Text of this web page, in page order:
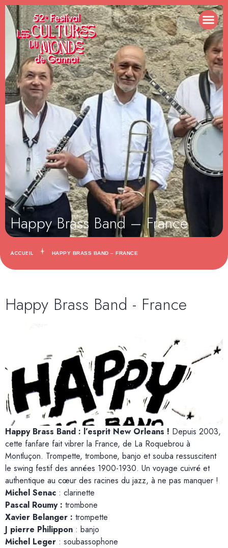
Happy Brass Band – France
ACCUEIL HAPPY BRASS BAND – FRANCE
Happy Brass Band - France
Happy Brass Band : l’esprit New Orleans ! Depuis 2003,
cette fanfare fait vibrer la France, de La Roquebrou à
Montluçon. Trompette, trombone, banjo et souba ressuscitent
le swing festif des années 1900-1930. Un voyage cuivré et
authentique au cœur des racines du jazz, à ne pas manquer !
Michel Senac : clarinette
Pascal Roumy : trombone
Xavier Belanger : trompette
J pierre Philippon : banjo
Michel Leger : soubassophone